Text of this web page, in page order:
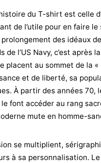
du T-shirt est celle
de l’utile pour en faire le
des idéaux
de l’US Navy, c’est après
placent au sommet de la
et de liberté, sa
À partir des années 70,
font accéder au rang
mute en homme-
se multiplient,
à sa personnalisation.